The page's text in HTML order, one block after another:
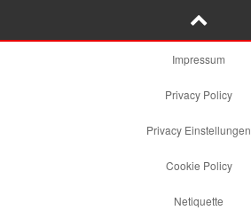
Impressum
Privacy Policy
Privacy Einstellungen
Cookie Policy
Netiquette